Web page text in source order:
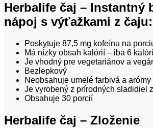
Herbalife čaj – Instantný
nápoj s výťažkami z čaju:
Poskytuje 87,5 mg kofeínu na
Má nízky obsah kalórií – iba 6
Je vhodný pre vegetariánov a
Bezlepkový
Neobsahuje umelé farbivá a arómy
Je vyrobený z prírodných sladidiel
Obsahuje 30 porcií
Herbalife čaj – Zloženie